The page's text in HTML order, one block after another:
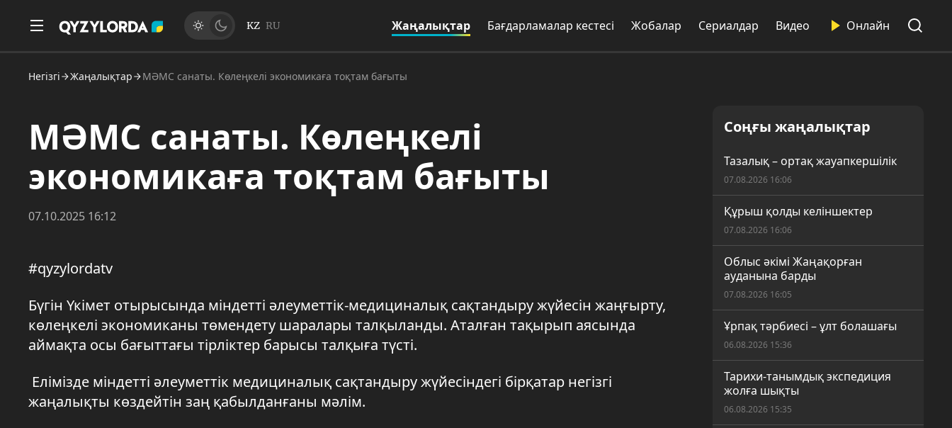
KZ RU Жаңалықтар Бағдарламалар кестесі Жобалар Сериалдар Видео Онлайн
Негізгі Жаңалықтар МӘМС санаты. Көлеңкелі экономикаға тоқтам бағыты
МӘМС санаты. Көлеңкелі
экономикаға тоқтам бағыты
07.10.2025 16:12
#qyzylordatv
Бүгін Үкімет отырысында міндетті әлеуметтік-медициналық сақтандыру жүйесін жаңғырту,
көлеңкелі экономиканы төмендету шаралары талқыланды. Аталған тақырып аясында
аймақта осы бағыттағы тірліктер барысы талқыға түсті.
Елімізде міндетті әлеуметтік медициналық сақтандыру жүйесіндегі бірқатар негізгі
жаңалықты көздейтін заң қабылданғаны мәлім.
Соңғы жаңалықтар
Тазалық – ортақ жауапкершілік
07.08.2026 16:06
Құрыш қолды келіншектер
07.08.2026 16:06
Облыс әкімі Жаңақорған
ауданына барды
07.08.2026 16:05
Ұрпақ тәрбиесі – ұлт болашағы
06.08.2026 15:36
Тарихи-танымдық экспедиция
жолға шықты
06.08.2026 15:35